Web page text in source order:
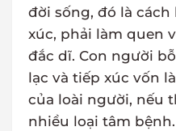
đời sống, đó là cách
xúc, phải làm quen
đắc dĩ. Con người
lạc và tiếp xúc vốn
của loài người, nếu
nhiều loại tâm